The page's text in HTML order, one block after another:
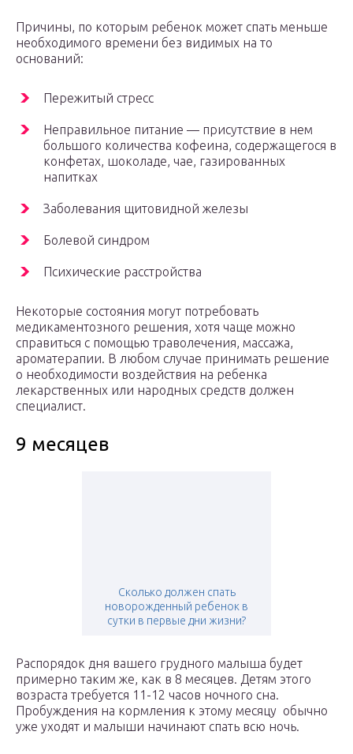
Причины, по которым ребенок может спать меньше
необходимого времени без видимых на то
оснований:
Пережитый стресс
Неправильное питание — присутствие в нем
большого количества кофеина, содержащегося в
конфетах, шоколаде, чае, газированных
напитках
Заболевания щитовидной железы
Болевой синдром
Психические расстройства
Некоторые состояния могут потребовать
медикаментозного решения, хотя чаще можно
справиться с помощью траволечения, массажа,
ароматерапии. В любом случае принимать решение
о необходимости воздействия на ребенка
лекарственных или народных средств должен
специалист.
9 месяцев
Сколько должен спать
новорожденный ребенок в
сутки в первые дни жизни?
Распорядок дня вашего грудного малыша будет
примерно таким же, как в 8 месяцев. Детям этого
возраста требуется 11-12 часов ночного сна.
Пробуждения на кормления к этому месяцу обычно
уже уходят и малыши начинают спать всю ночь.